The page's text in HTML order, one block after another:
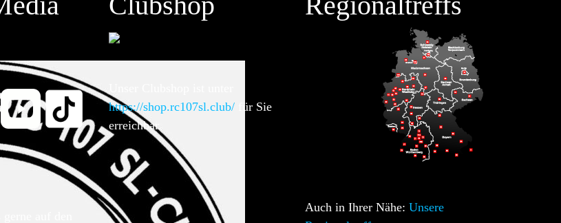
auf den
https://shop.rc107sl.club/ für Sie
erreichbar.
Auch in Ihrer Nähe: Unsere